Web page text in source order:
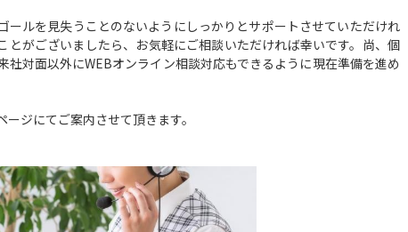
ルを見失うことのないようにしっかりとサポートさせていただけれ
とがございましたら、お気軽にご相談いただければ幸いです。尚、個
対面以外にWEBオンライン相談対応もできるように現在準備を進め
ジにてご案内させて頂きます。